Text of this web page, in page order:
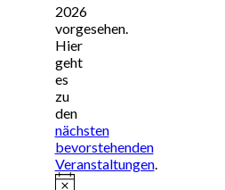
2026
vorgesehen.
Hier
geht
es
zu
den
nächsten
bevorstehenden
Veranstaltungen.
Hinweis